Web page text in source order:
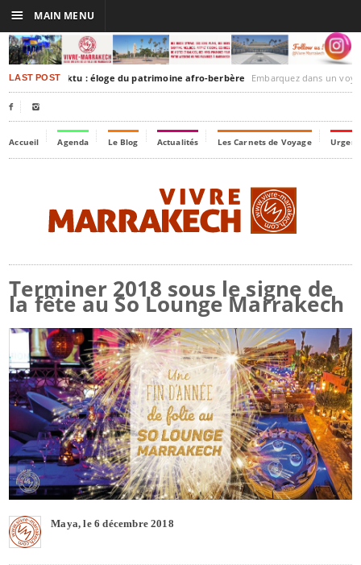
LAST POST
Timbuktu : éloge du patrimoine afro-berbère Embarquez dans un voyage culturel dans le
 
Accueil Agenda Le Blog Actualités Les Carnets de Voyage
Terminer 2018 sous le signe de
la fête au So Lounge Marrakech
Maya, le 6 décembre 2018
☰ MAIN MENU